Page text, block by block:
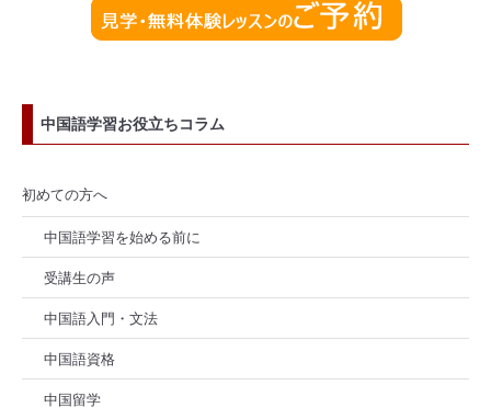
中国語学習お役立ちコラム
初めての方へ
中国語学習を始める前に
受講生の声
中国語入門・文法
中国語資格
中国留学